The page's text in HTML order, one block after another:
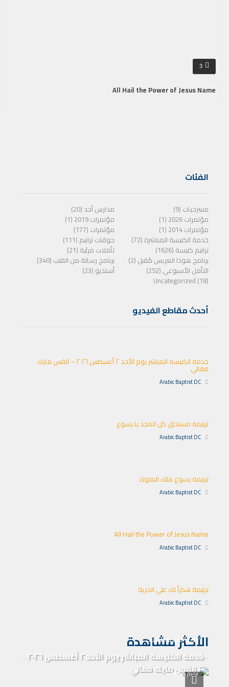
3
All Hail the Power of Jesus Name
الفئات
مسرحيات (9)
مدارس أحد (20)
مؤتمرات 2026 (1)
مؤتمرات 2019 (1)
مؤتمرات 2014 (1)
مؤتمرات (177)
خدمة الكنيسة المباشرة (72)
جوقات ترانيم (111)
ترانيم كنيسة (1626)
تأملات مرئية (21)
برنامج هوذا العريس مًقبل (2)
برنامج رسالة من القلب (340)
التأمل الأسبوعي (252)
أستديو (23)
Uncategorized (18)
أحدث مقاطع الفيديو
خدمة الكنيسة المباشر يوم الأحد ٢ أغسطس ٢٠٢٦ – القس مايك
فغالي
Arabic Baptist DC
ترنيمة مستحق كل المجد يا يسوع
Arabic Baptist DC
ترنيمة يسوع ملك الملوك
Arabic Baptist DC
All Hail the Power of Jesus Name
Arabic Baptist DC
ترنيمة شكراً لك علي الحرية
Arabic Baptist DC
الأكثر مشاهدة
خدمة الكنيسة المباشرة
خدمة الكنيسة المباشر يوم الأحد ٢ أغسطس ٢٠٢٦
– القس مايك فغالي
ترانيم كنيسة